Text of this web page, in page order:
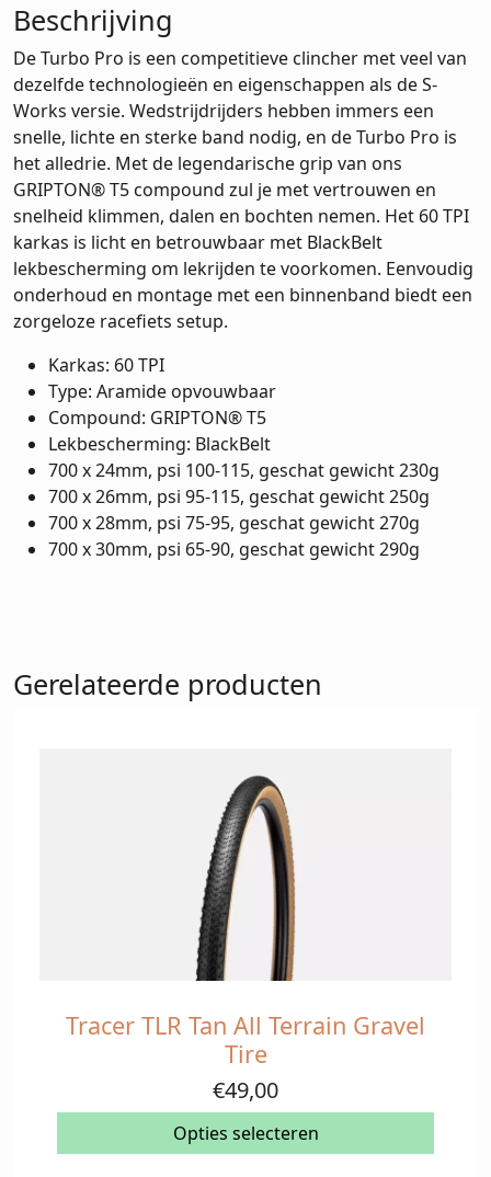
Beschrijving
De Turbo Pro is een competitieve clincher met veel van
dezelfde technologieën en eigenschappen als de S-
Works versie. Wedstrijdrijders hebben immers een
snelle, lichte en sterke band nodig, en de Turbo Pro is
het alledrie. Met de legendarische grip van ons
GRIPTON® T5 compound zul je met vertrouwen en
snelheid klimmen, dalen en bochten nemen. Het 60 TPI
karkas is licht en betrouwbaar met BlackBelt
lekbescherming om lekrijden te voorkomen. Eenvoudig
onderhoud en montage met een binnenband biedt een
zorgeloze racefiets setup.
Karkas: 60 TPI
Type: Aramide opvouwbaar
Compound: GRIPTON® T5
Lekbescherming: BlackBelt
700 x 24mm, psi 100-115, geschat gewicht 230g
700 x 26mm, psi 95-115, geschat gewicht 250g
700 x 28mm, psi 75-95, geschat gewicht 270g
700 x 30mm, psi 65-90, geschat gewicht 290g
Gerelateerde producten
Tracer TLR Tan All Terrain Gravel
Tire
€49,00
Opties selecteren
Dit
Deze